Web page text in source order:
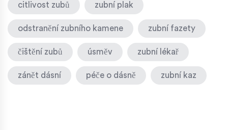
citlivost zubů zubní plak
odstranění zubního kamene zubní fazety
čištění zubů úsměv zubní lékař
zánět dásní péče o dásně zubní kaz